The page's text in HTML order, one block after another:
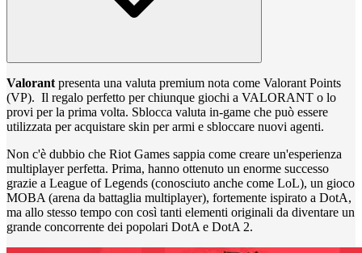
Valorant presenta una valuta premium nota come Valorant Points
(VP). Il regalo perfetto per chiunque giochi a VALORANT o lo
provi per la prima volta. Sblocca valuta in-game che può essere
utilizzata per acquistare skin per armi e sbloccare nuovi agenti.
Non c'è dubbio che Riot Games sappia come creare un'esperienza
multiplayer perfetta. Prima, hanno ottenuto un enorme successo
grazie a League of Legends (conosciuto anche come LoL), un gioco
MOBA (arena da battaglia multiplayer), fortemente ispirato a DotA,
ma allo stesso tempo con così tanti elementi originali da diventare un
grande concorrente dei popolari DotA e DotA 2.